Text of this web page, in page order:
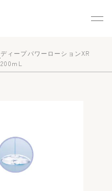
ディープパワーローションXR
200mL